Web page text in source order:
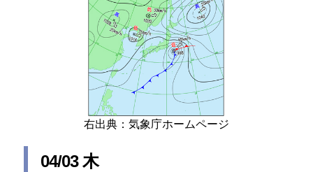
右出典：気象庁ホームページ
04/03 木